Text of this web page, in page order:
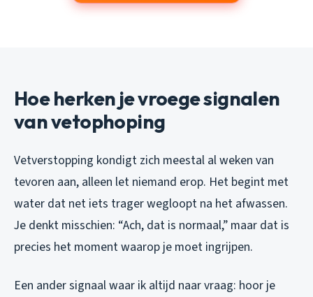
Hoe herken je vroege signalen
van vetophoping
Vetverstopping kondigt zich meestal al weken van
tevoren aan, alleen let niemand erop. Het begint met
water dat net iets trager wegloopt na het afwassen.
Je denkt misschien: “Ach, dat is normaal,” maar dat is
precies het moment waarop je moet ingrijpen.
Een ander signaal waar ik altijd naar vraag: hoor je